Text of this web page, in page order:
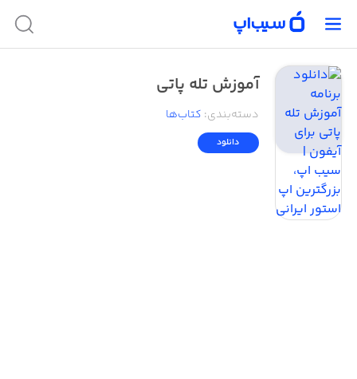
آموزش تله پاتی
دسته‌بندی: کتاب‌ها
دانلود